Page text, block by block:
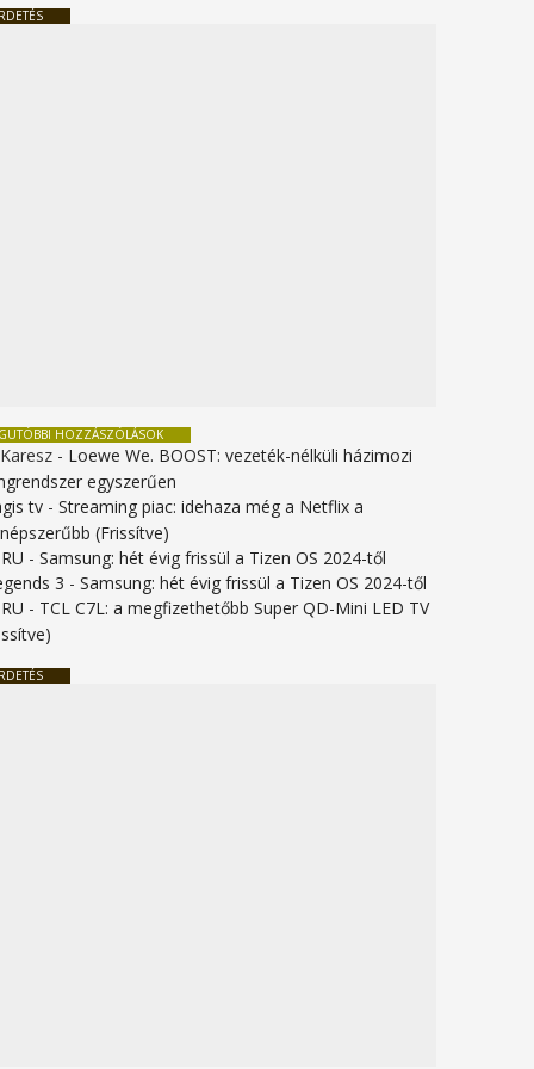
HOZZÁSZÓLÁSOK
- Loewe We. BOOST: vezeték-nélküli házimozi
egyszerűen
tv -Streaming piac: idehaza még a Netflix a
(Frissítve)
-Samsung: hét évig frissül a Tizen OS 2024-től
3 -Samsung: hét évig frissül a Tizen OS 2024-től
- TCL C7L: a megfizethetőbb Super QD-Mini LED TV